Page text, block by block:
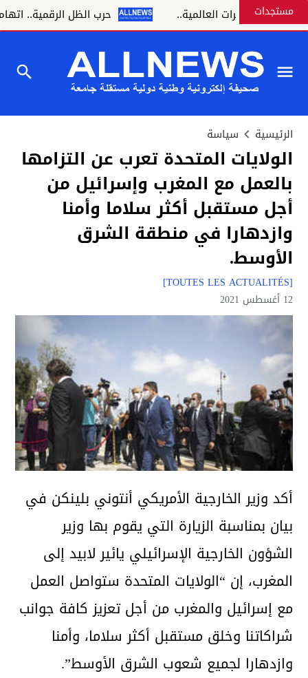
مستجدات
المختبرات العالمية.. حرب الظل الرقمية.. اتهامات
الرئيسية سياسة
الولايات المتحدة تعرب عن التزامها
بالعمل مع المغرب وإسرائيل من
أجل مستقبل أكثر سلاما وأمنا
وازدهارا في منطقة الشرق
الأوسط.
[TOUTES LES ACTUALITÉS]
12 أغسطس 2021
أكد وزير الخارجية الأمريكي أنتوني بلينكن في
بيان بمناسبة الزيارة التي يقوم بها وزير
الشؤون الخارجية الإسرائيلي يائير لابيد إلى
المغرب، إن “الولايات المتحدة ستواصل العمل
مع إسرائيل والمغرب من أجل تعزيز كافة جوانب
شراكاتنا وخلق مستقبل أكثر سلاما، وأمنا
وازدهارا لجميع شعوب الشرق الأوسط”.